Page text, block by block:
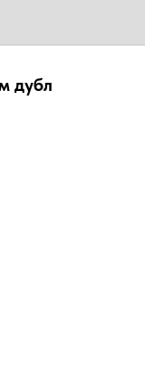
дубл